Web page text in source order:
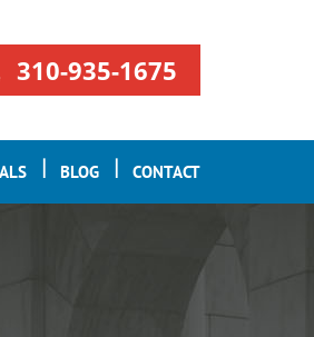
310-935-1675
BLOG CONTACT